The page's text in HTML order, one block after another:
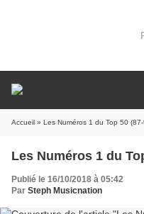
Accueil » Les Numéros 1 du Top 50
Les Numéros 1 du
Publié le 16/10/2018 à 05:42
Par Steph Musicnation